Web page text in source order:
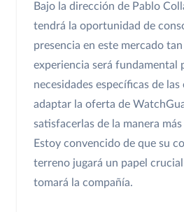
Bajo la dirección de Pablo
tendrá la oportunidad de
presencia en este mercado
experiencia será fundamental
necesidades específicas de las
adaptar la oferta de
satisfacerlas de la manera
Estoy convencido de que su
terreno jugará un papel
tomará la compañía.